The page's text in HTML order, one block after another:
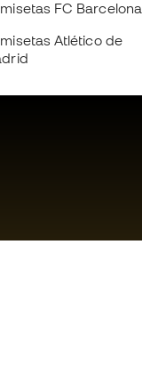
FC Barcelona
Atlético de